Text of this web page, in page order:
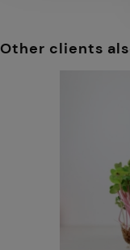
Other clients